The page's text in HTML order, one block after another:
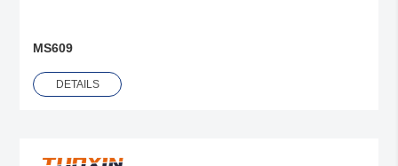
MS609
DETAILS